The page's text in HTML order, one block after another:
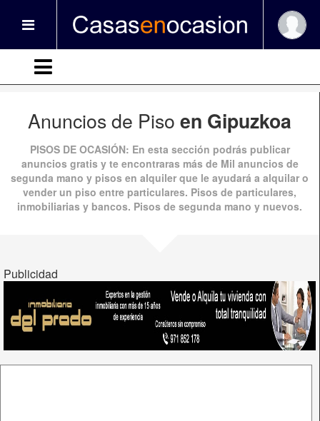
Anuncios de Piso en Gipuzkoa
PISOS DE OCASIÓN: En esta sección podrás publicar
anuncios gratis y te encontraras más de Mil anuncios de
segunda mano y pisos en alquiler que le ayudará a alquilar o
vender un piso entre particulares. Pisos de particulares,
inmobiliarias y bancos. Pisos de segunda mano y nuevos.
Publicidad